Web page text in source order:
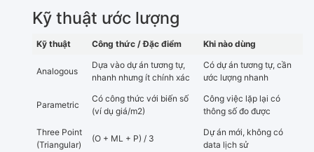
Kỹ thuật ước lượng
Kỹ thuật Công thức / Đặc điểm Khi nào dùng
Analogous
Dựa vào dự án tương tự,
nhanh nhưng ít chính xác
Có dự án tương tự, cần
ước lượng nhanh
Parametric
Có công thức với biến số
(ví dụ giá/m2)
Công việc lặp lại có
thông số đo được
Three Point
(Triangular)
(O + ML + P) / 3
Dự án mới, không có
data lịch sử